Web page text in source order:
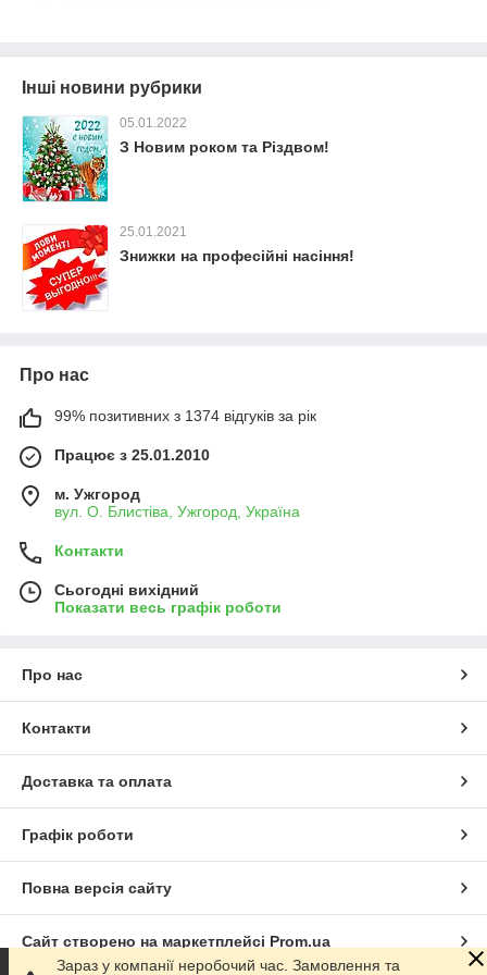
Інші новини рубрики
05.01.2022
З Новим роком та Різдвом!
25.01.2021
Знижки на професійні насіння!
Про нас
99% позитивних з 1374 відгуків за рік
Працює з 25.01.2010
м. Ужгород
вул. О. Блистіва, Ужгород, Україна
Контакти
Сьогодні вихідний
Показати весь графік роботи
Про нас
Контакти
Доставка та оплата
Графік роботи
Повна версія сайту
Сайт створено на маркетплейсі Prom.ua
Зараз у компанії неробочий час. Замовлення та